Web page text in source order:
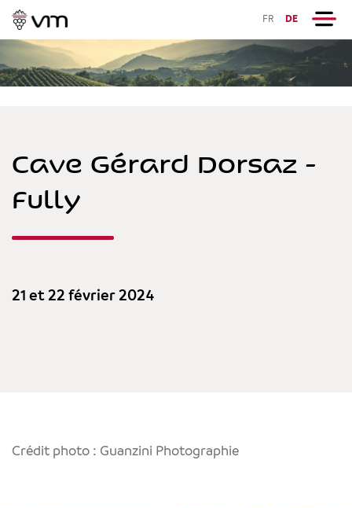
FR DE
Cave Gérard Dorsaz -
Fully
21 et 22 février 2024
Crédit photo : Guanzini Photographie